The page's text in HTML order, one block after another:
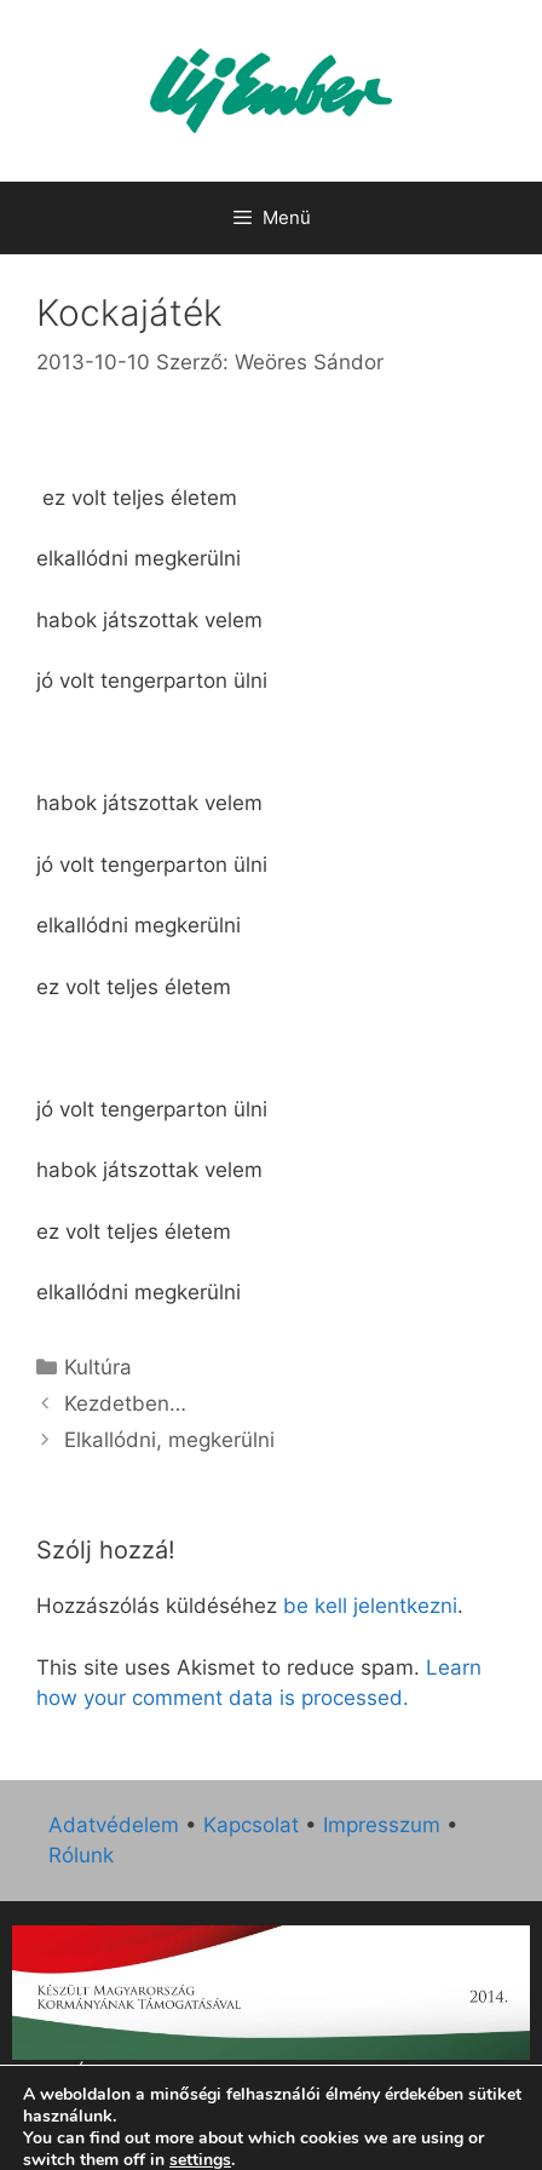
Menü
Kockajáték
2013-10-10 Szerző: Weöres Sándor
ez volt teljes életem
elkallódni megkerülni
habok játszottak velem
jó volt tengerparton ülni
habok játszottak velem
jó volt tengerparton ülni
elkallódni megkerülni
ez volt teljes életem
jó volt tengerparton ülni
habok játszottak velem
ez volt teljes életem
elkallódni megkerülni
Kategória
Kultúra
Kezdetben…
Elkallódni, megkerülni
Szólj hozzá!
Hozzászólás küldéséhez be kell jelentkezni.
This site uses Akismet to reduce spam. Learn
how your comment data is processed.
Adatvédelem • Kapcsolat • Impresszum •
Rólunk
„Az Új Ember katolikus hetilap 2014. évi működésének
támogatását az EGYH-KCP-14-P-0121 sz. támogatási
szerződés keretében 3 000 000 Ft összegben támogatta az
Emberi Erőforrások Minisztériuma.”
A weboldalon a minőségi felhasználói élmény érdekében sütiket
használunk.
You can find out more about which cookies we are using or
switch them off in settings.